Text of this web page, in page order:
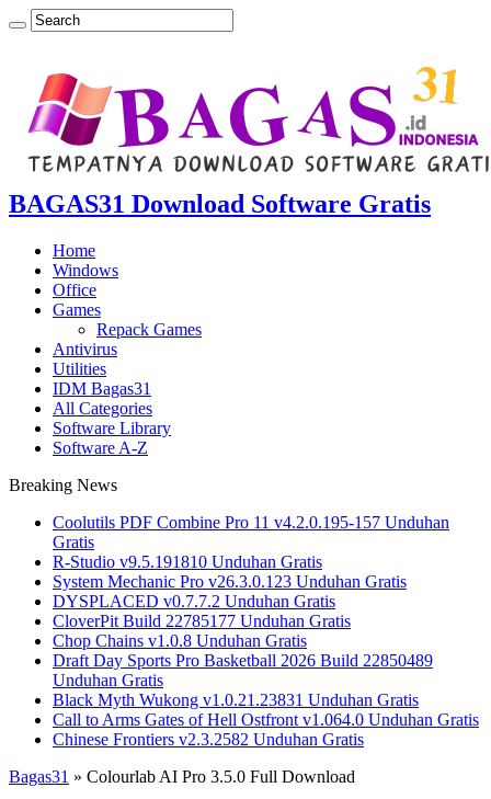
BAGAS31 Download Software Gratis
Home
Windows
Office
Games
Repack Games
Antivirus
Utilities
IDM Bagas31
All Categories
Software Library
Software A-Z
Breaking News
Coolutils PDF Combine Pro 11 v4.2.0.195-157 Unduhan
Gratis
R-Studio v9.5.191810 Unduhan Gratis
System Mechanic Pro v26.3.0.123 Unduhan Gratis
DYSPLACED v0.7.7.2 Unduhan Gratis
CloverPit Build 22785177 Unduhan Gratis
Chop Chains v1.0.8 Unduhan Gratis
Draft Day Sports Pro Basketball 2026 Build 22850489
Unduhan Gratis
Black Myth Wukong v1.0.21.23831 Unduhan Gratis
Call to Arms Gates of Hell Ostfront v1.064.0 Unduhan Gratis
Chinese Frontiers v2.3.2582 Unduhan Gratis
Bagas31 » Colourlab AI Pro 3.5.0 Full Download